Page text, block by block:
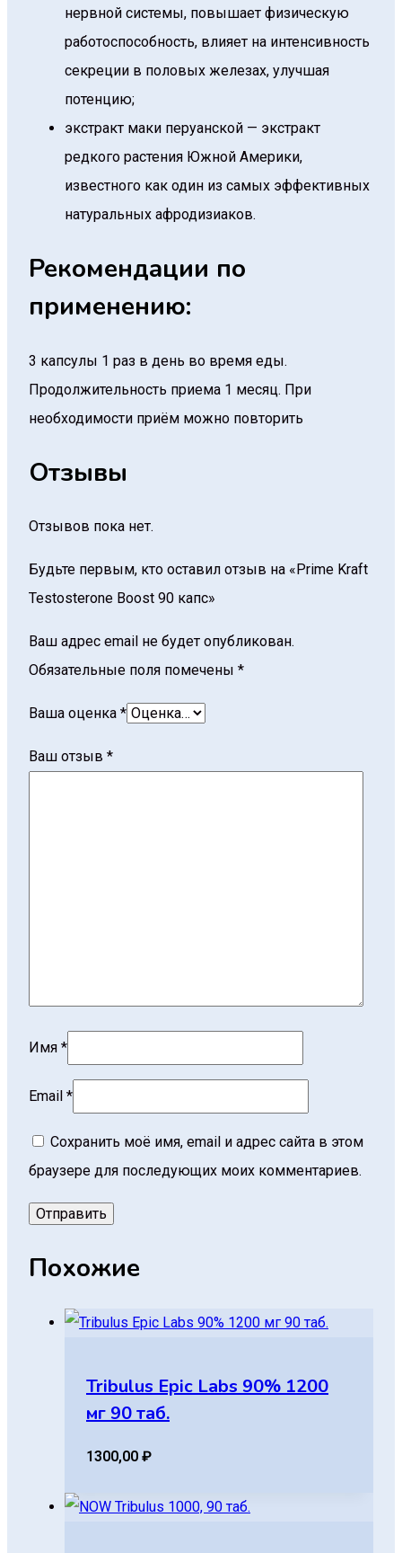
нервной системы, повышает физическую
работоспособность, влияет на интенсивность
секреции в половых железах, улучшая
потенцию;
экстракт маки перуанской — экстракт
редкого растения Южной Америки,
известного как один из самых эффективных
натуральных афродизиаков.
Рекомендации по
применению:
3 капсулы 1 раз в день во время еды.
Продолжительность приема 1 месяц. При
необходимости приём можно повторить
Отзывы
Отзывов пока нет.
Будьте первым, кто оставил отзыв на «Prime Kraft
Testosterone Boost 90 капс»
Ваш адрес email не будет опубликован.
Обязательные поля помечены *
Ваша оценка *
Ваш отзыв *
Имя *
Email *
Сохранить моё имя, email и адрес сайта в этом
браузере для последующих моих комментариев.
Похожие
Tribulus Epic Labs 90% 1200
мг 90 таб.
1300,00 ₽